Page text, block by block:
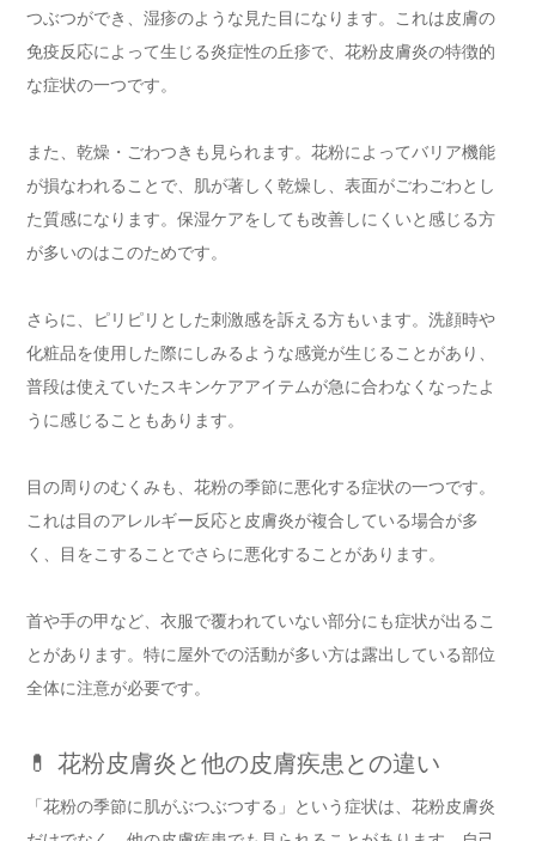
つぶつができ、湿疹のような見た目になります。これは皮膚の
免疫反応によって生じる炎症性の丘疹で、花粉皮膚炎の特徴的
な症状の一つです。
また、乾燥・ごわつきも見られます。花粉によってバリア機能
が損なわれることで、肌が著しく乾燥し、表面がごわごわとし
た質感になります。保湿ケアをしても改善しにくいと感じる方
が多いのはこのためです。
さらに、ピリピリとした刺激感を訴える方もいます。洗顔時や
化粧品を使用した際にしみるような感覚が生じることがあり、
普段は使えていたスキンケアアイテムが急に合わなくなったよ
うに感じることもあります。
目の周りのむくみも、花粉の季節に悪化する症状の一つです。
これは目のアレルギー反応と皮膚炎が複合している場合が多
く、目をこすることでさらに悪化することがあります。
首や手の甲など、衣服で覆われていない部分にも症状が出るこ
とがあります。特に屋外での活動が多い方は露出している部位
全体に注意が必要です。
💊 花粉皮膚炎と他の皮膚疾患との違い
「花粉の季節に肌がぶつぶつする」という症状は、花粉皮膚炎